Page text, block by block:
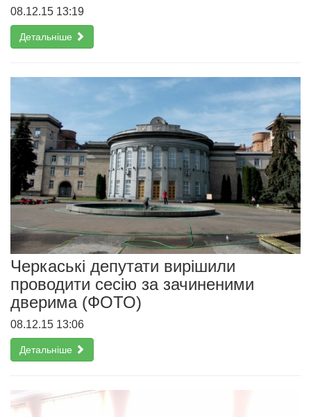
08.12.15 13:19
Детальніше
Черкаські депутати вирішили
проводити сесію за зачиненими
дверима (ФОТО)
08.12.15 13:06
Детальніше